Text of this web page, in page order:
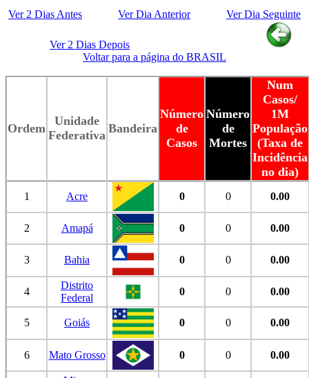
Ver 2 Dias Antes Ver Dia Anterior Ver Dia Seguinte
Ver 2 Dias Depois
Voltar para a página do BRASIL
Ordem
Unidade
Federativa Bandeira
Número
de
Casos
Número
de
Mortes
Num
Casos/
1M
População
(Taxa de
Incidência
no dia)
1 Acre 0 0 0.00
2 Amapá 0 0 0.00
3 Bahia 0 0 0.00
4
Distrito
Federal
0 0 0.00
5 Goiás 0 0 0.00
6 Mato Grosso 0 0 0.00